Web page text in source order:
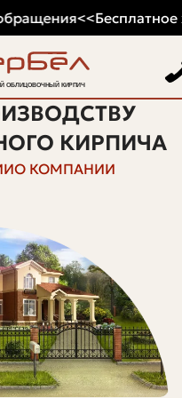
КИРПИЧА
О КОМПАНИИ
<<Бесплатное